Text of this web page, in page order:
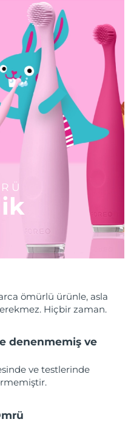
ömürlü ürünle, asla
Hiçbir zaman.
denenmemiş ve
ve testlerinde